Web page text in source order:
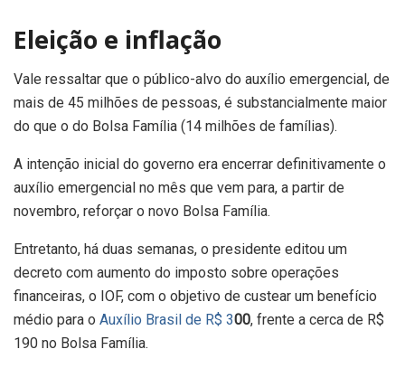
Eleição e inflação
Vale ressaltar que o público-alvo do auxílio emergencial, de
mais de 45 milhões de pessoas, é substancialmente maior
do que o do Bolsa Família (14 milhões de famílias).
A intenção inicial do governo era encerrar definitivamente o
auxílio emergencial no mês que vem para, a partir de
novembro, reforçar o novo Bolsa Família.
Entretanto, há duas semanas, o presidente editou um
decreto com aumento do imposto sobre operações
financeiras, o IOF, com o objetivo de custear um benefício
médio para o Auxílio Brasil de R$ 300, frente a cerca de R$
190 no Bolsa Família.